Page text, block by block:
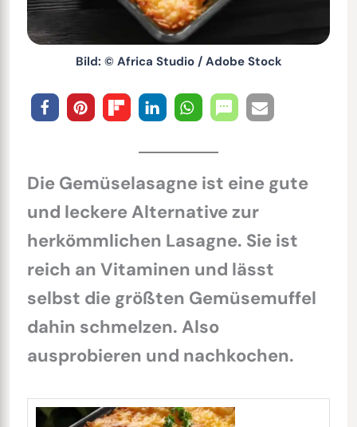
Bild: © Africa Studio / Adobe Stock
Die Gemüselasagne ist eine gute
und leckere Alternative zur
herkömmlichen Lasagne. Sie ist
reich an Vitaminen und lässt
selbst die größten Gemüsemuffel
dahin schmelzen. Also
ausprobieren und nachkochen.